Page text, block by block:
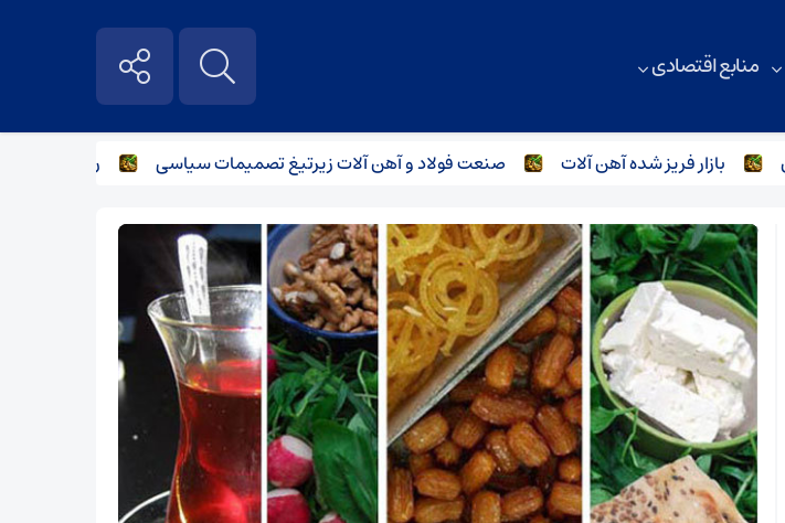
منابع اقتصادی
بازار فریز شده آهن آلات صنعت فولاد و آهن آلات زیر‌تیغ تصمیمات سیاسی رگبار پراکنده در